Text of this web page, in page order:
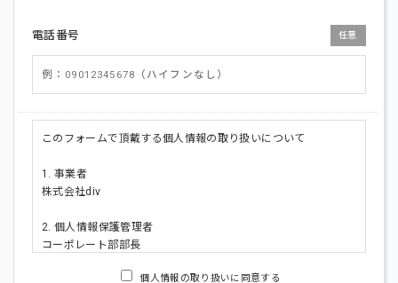
電話番号 任意
このフォームで頂戴する個人情報の取り扱いについて
1. 事業者
株式会社div
2. 個人情報保護管理者
コーポレート部部長
個人情報の取り扱いに同意する